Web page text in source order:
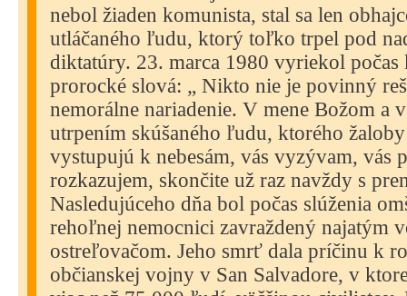
nebol žiaden komunista, stal sa len
utláčaného ľudu, ktorý toľko trpel pod
diktatúry. 23. marca 1980 vyriekol počas
prorocké slová: „ Nikto nie je povinný
nemorálne nariadenie. V mene Božom a
utrpením skúšaného ľudu, ktorého
vystupujú k nebesám, vás vyzývam, vás
rozkazujem, skončite už raz navždy s
Nasledujúceho dňa bol počas slúženia
rehoľnej nemocnici zavraždený najatým
ostreľovačom. Jeho smrť dala príčinu k
občianskej vojny v San Salvadore, v